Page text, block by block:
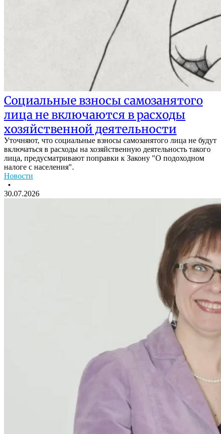
Социальные взносы самозанятого
лица не включаются в расходы
хозяйственной деятельности
Уточняют, что социальные взносы самозанятого лица не будут
включаться в расходы на хозяйственную деятельность такого
лица, предусматривают поправки к Закону "О подоходном
налоге с населения".
Новости
•
30.07.2026